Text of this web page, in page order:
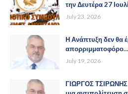
την Δευτέρα 27
July 23, 2026
Η Ανάπτυξη δεν θα
απορριμματοφόρο…
July 19, 2026
ΓΙΩΡΓΟΣ